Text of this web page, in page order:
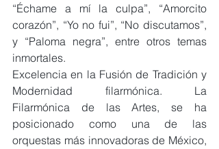
“Échame a mí la culpa”, “Amorcito
corazón”, “Yo no fui”, “No discutamos”,
y “Paloma negra”, entre otros temas
inmortales.
Excelencia en la Fusión de Tradición y
Modernidad filarmónica. La
Filarmónica de las Artes, se ha
posicionado como una de las
orquestas más innovadoras de México,